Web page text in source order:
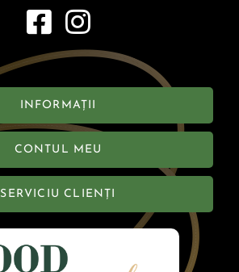
INFORMAȚII
CONTUL MEU
SERVICIU CLIENȚI